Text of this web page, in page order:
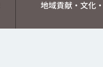
地域貢献・文化